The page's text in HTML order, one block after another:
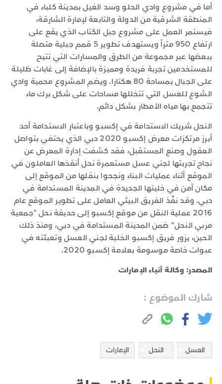
أما في مشروع وادي الحلو وسد الغيل بمدينة كلباء في
المنطقة الشرقية من الدولة والتابعة لإمارة الشارقة،
فيستمر العمل على مشروع جبل الكتاب الذي يقع على
ارتفاع 950 متراً ويستهدف تطوير 5 قمم جبلية متصلة
ببعضها عبر مجموعة من الطرق والمسارات التي تتيح
للمستخدمين تجربة فريدة ومميزة بالإضافة إلى غابات ظليلة
على الجبال بمساحة 80 هكتارا. ويضم المشروع محمية وادي
الشوع للعسل التي تتخللها مساحات على شكل برك ماء
تتجمع بها مياه الأمطار بشكل دائم.
النحل شريك الاستدامة في إكسبو وباعتبار الاستدامة أحد
أبرز مرتكزات معرض إكسبو 2020 دبي الذي يحتفي بتواصل
العقول وصنع المستقبل، فقد كشفت إدارة المعرض عن
نجاح تجربتها لجني عسل مستعمرة نحل أنقذها العاملون في
الموقع أثناء عمليات البناء ونجحوا بنقلها من الموقع إلى
مكان آمن في خليتها الجديدة في المدينة المستدامة في
دبي. وقد نفّذ الفريق البيئي العامل على تطوير الموقع عام
2016 عملية النقل من موقع إكسبو إلى حديقة نحل "جمعية
مربي النحل" ضمن المدينة المستدامة في دبي، ومنذ ذلك
الحين، يزور فريق إكسبو الخلية لجني العسل وتعبئته في
عبوات خاصة موسومة بعلامة إكسبو 2020.
المصدر: وكالة أنباء الإمارات
شارك الموضوع :
العسل النحل الإمارات